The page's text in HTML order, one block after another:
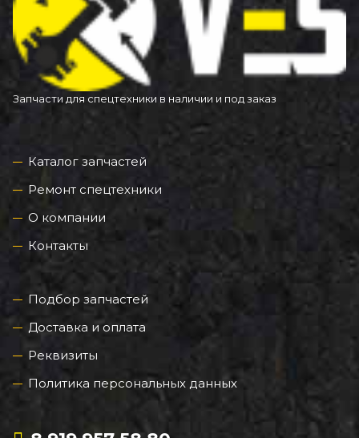
Запчасти для спецтехники в наличии и под заказ
Каталог запчастей
Ремонт спецтехники
О компании
Контакты
Подбор запчастей
Доставка и оплата
Реквизиты
Политика персональных данных